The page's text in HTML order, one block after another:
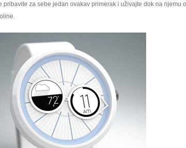
pribavite za sebe jedan ovakav primerak i uživajte dok na njemu